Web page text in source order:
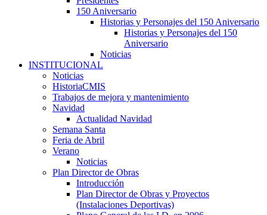
150 Aniversario
Historias y Personajes del 150 Aniversario
Historias y Personajes del 150
Aniversario
Noticias
INSTITUCIONAL
Noticias
HistoriaCMIS
Trabajos de mejora y mantenimiento
Navidad
Actualidad Navidad
Semana Santa
Feria de Abril
Verano
Noticias
Plan Director de Obras
Introducción
Plan Director de Obras y Proyectos
(Instalaciones Deportivas)